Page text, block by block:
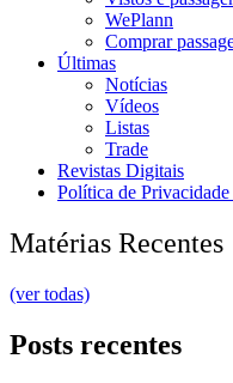
WePlann
Comprar
Últimas
Notícias
Vídeos
Listas
Trade
Revistas Digitais
Política de
Matérias Recentes
(ver todas)
Posts recentes